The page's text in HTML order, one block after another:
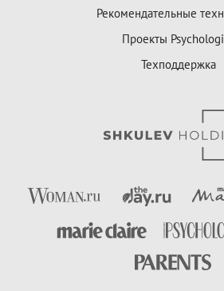
Рекомендательные
Проекты
Техподдержка